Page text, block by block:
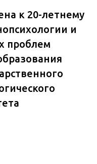
к 20-летнему
и
проблем